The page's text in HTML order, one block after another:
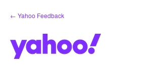
Aller
au
← Yahoo Feedback